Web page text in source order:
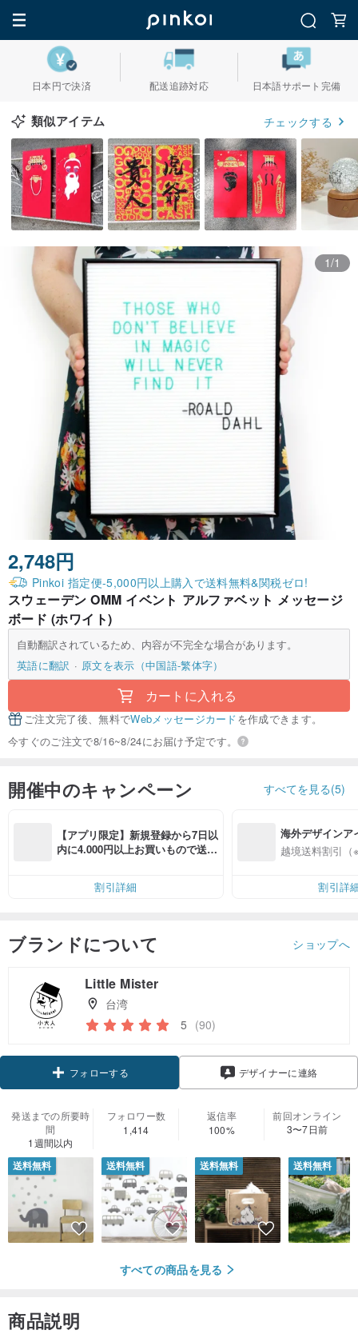
日本円で決済 配送追跡対応 日本語サポート完備
類似アイテム チェックする
1/1
2,748円
Pinkoi 指定便-5,000円以上購入で送料無料&関税ゼロ!
スウェーデン OMM イベント アルファベット メッセージ
ボード (ホワイト)
自動翻訳されているため、内容が不完全な場合があります。
英語に翻訳
原文を表示（中国語-繁体字）
カートに入れる
ご注文完了後、無料でWebメッセージカードを作成できます。
今すぐのご注文で8/16~8/24にお届け予定です。
開催中のキャンペーン すべてを見る(5)
【アプリ限定】新規登録から7日以
内に4.000円以上お買いもので送料
割引詳細
海外デザインア
入
越境送料割引（
割引詳
ブランドについて ショップへ
Little Mister
台湾
5 (90)
フォローする デザイナーに連絡
発送までの所要時
間
1週間以内
フォロワー数
1,414
返信率
100%
前回オンライン
3〜7日前
送料無料 送料無料 送料無料 送料無料
すべての商品を見る
商品説明